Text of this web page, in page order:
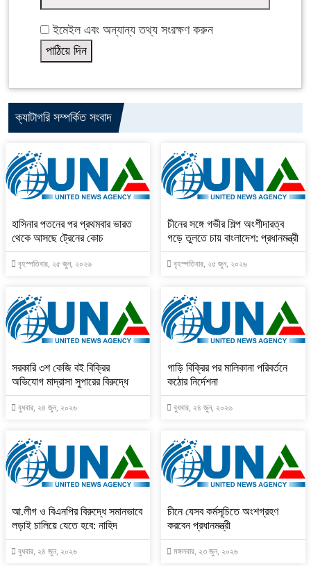
ইমেইল এবং অন্যান্য তথ্য সংরক্ষণ করুন
ক্যাটাগরি সম্পর্কিত সংবাদ
হাসিনার পতনের পর প্রথমবার ভারত
থেকে আসছে ট্রেনের কোচ
বৃহস্পতিবার, ২৫ জুন, ২০২৬
চীনের সঙ্গে গভীর শিল্প অংশীদারত্ব
গড়ে তুলতে চায় বাংলাদেশ: প্রধানমন্ত্রী
বৃহস্পতিবার, ২৫ জুন, ২০২৬
সরকারি ৩শ কেজি বই বিক্রির
অভিযোগ মাদ্রাসা সুপারের বিরুদ্ধে
বুধবার, ২৪ জুন, ২০২৬
গাড়ি বিক্রির পর মালিকানা পরিবর্তনে
কঠোর নির্দেশনা
বুধবার, ২৪ জুন, ২০২৬
আ.লীগ ও বিএনপির বিরুদ্ধে সমানভাবে
লড়াই চালিয়ে যেতে হবে: নাহিদ
বুধবার, ২৪ জুন, ২০২৬
চীনে যেসব কর্মসূচিতে অংশগ্রহণ
করবেন প্রধানমন্ত্রী
মঙ্গলবার, ২৩ জুন, ২০২৬